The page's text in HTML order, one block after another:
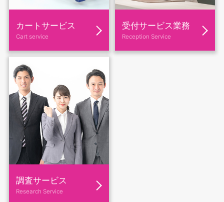
カートサービス
Cart service
受付サービス業務
Reception Service
調査サービス
Research Service